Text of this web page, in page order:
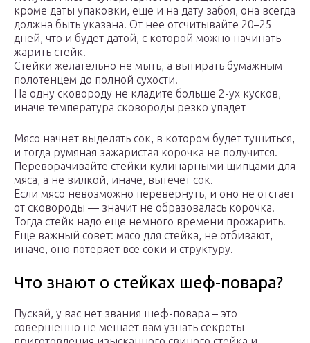
кроме даты упаковки, еще и на дату забоя, она всегда
должна быть указана. От нее отсчитывайте 20–25
дней, что и будет датой, с которой можно начинать
жарить стейк.
Стейки желательно не мыть, а вытирать бумажным
полотенцем до полной сухости.
На одну сковороду не кладите больше 2-ух кусков,
иначе температура сковороды резко упадет
Мясо начнет выделять сок, в котором будет тушиться,
и тогда румяная зажаристая корочка не получится.
Переворачивайте стейки кулинарными щипцами для
мяса, а не вилкой, иначе, вытечет сок.
Если мясо невозможно перевернуть, и оно не отстает
от сковороды — значит не образовалась корочка.
Тогда стейк надо еще немного времени прожарить.
Еще важный совет: мясо для стейка, не отбивают,
иначе, оно потеряет все соки и структуру.
Что знают о стейках шеф-повара?
Пускай, у вас нет звания шеф-повара – это
совершенно не мешает вам узнать секреты